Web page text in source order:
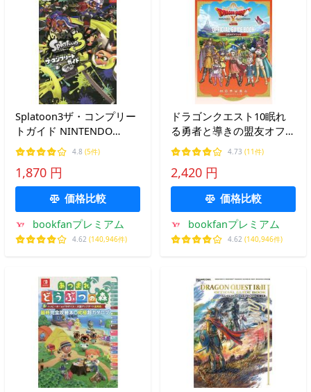
Splatoon3ザ・コンプリー
トガイド NINTENDO
SWITCH
4.8 (5件)
1,870 円
価格比較
bookfanプレミアム
4.62 (140,946件)
ドラゴンクエスト10眠れ
る勇者と導きの盟友オフラ
イン公式ガイドブック/ゲ
ーム
4.73 (11件)
2,420 円
価格比較
bookfanプレミアム
4.62 (140,946件)